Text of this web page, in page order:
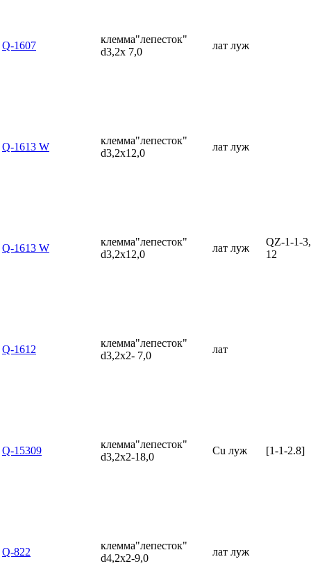
Q-1607
клемма"лепесток"
d3,2x 7,0
лат луж
Q-1613 W
клемма"лепесток"
d3,2x12,0
лат луж
Q-1613 W
клемма"лепесток"
d3,2x12,0
лат луж
QZ-1-1-
12
Q-1612
клемма"лепесток"
d3,2x2- 7,0
лат
Q-15309
клемма"лепесток"
d3,2x2-18,0
Cu луж [1-1-2.8]
Q-822
клемма"лепесток"
d4,2x2-9,0
лат луж